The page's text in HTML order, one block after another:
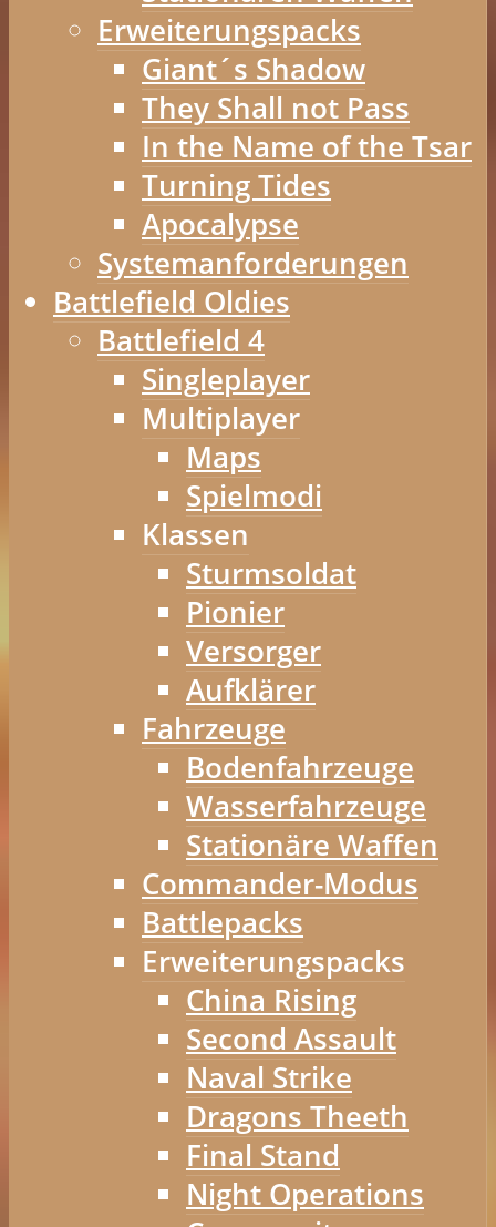
Erweiterungspacks
Giant´s Shadow
They Shall not Pass
In the Name of the Tsar
Turning Tides
Apocalypse
Systemanforderungen
Battlefield Oldies
Battlefield 4
Singleplayer
Multiplayer
Maps
Spielmodi
Klassen
Sturmsoldat
Pionier
Versorger
Aufklärer
Fahrzeuge
Bodenfahrzeuge
Wasserfahrzeuge
Stationäre Waffen
Commander-Modus
Battlepacks
Erweiterungspacks
China Rising
Second Assault
Naval Strike
Dragons Theeth
Final Stand
Night Operations